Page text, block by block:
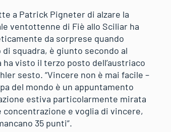
a Patrick Pigneter di alzare la
ventottenne di Fiè allo Sciliar ha
da sorprese quando
squadra, è giunto secondo al
visto il terzo posto dell’austriaco
sesto. “Vincere non è mai facile –
del mondo è un appuntamento
estiva particolarmente mirata
e voglia di vincere,
35 punti”.